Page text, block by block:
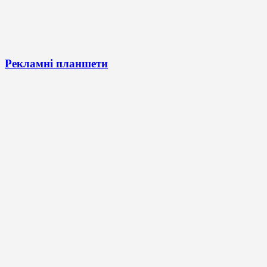
Рекламні планшети